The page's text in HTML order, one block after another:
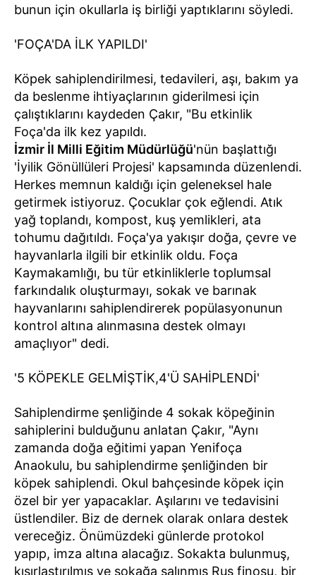
bunun için okullarla iş birliği yaptıklarını söyledi.
'FOÇA'DA İLK YAPILDI'
Köpek sahiplendirilmesi, tedavileri, aşı, bakım ya
da beslenme ihtiyaçlarının giderilmesi için
çalıştıklarını kaydeden Çakır, "Bu etkinlik
Foça'da ilk kez yapıldı.
İzmir İl Milli Eğitim Müdürlüğü'nün başlattığı
'İyilik Gönüllüleri Projesi' kapsamında düzenlendi.
Herkes memnun kaldığı için geleneksel hale
getirmek istiyoruz. Çocuklar çok eğlendi. Atık
yağ toplandı, kompost, kuş yemlikleri, ata
tohumu dağıtıldı. Foça'ya yakışır doğa, çevre ve
hayvanlarla ilgili bir etkinlik oldu. Foça
Kaymakamlığı, bu tür etkinliklerle toplumsal
farkındalık oluşturmayı, sokak ve barınak
hayvanlarını sahiplendirerek popülasyonunun
kontrol altına alınmasına destek olmayı
amaçlıyor" dedi.
'5 KÖPEKLE GELMİŞTİK,4'Ü SAHİPLENDİ'
Sahiplendirme şenliğinde 4 sokak köpeğinin
sahiplerini bulduğunu anlatan Çakır, "Aynı
zamanda doğa eğitimi yapan Yenifoça
Anaokulu, bu sahiplendirme şenliğinden bir
köpek sahiplendi. Okul bahçesinde köpek için
özel bir yer yapacaklar. Aşılarını ve tedavisini
üstlendiler. Biz de dernek olarak onlara destek
vereceğiz. Önümüzdeki günlerde protokol
yapıp, imza altına alacağız. Sokakta bulunmuş,
kısırlaştırılmış ve sokağa salınmış Rus finosu, bir